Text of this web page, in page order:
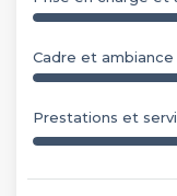
Cadre et ambiance
Prestations et